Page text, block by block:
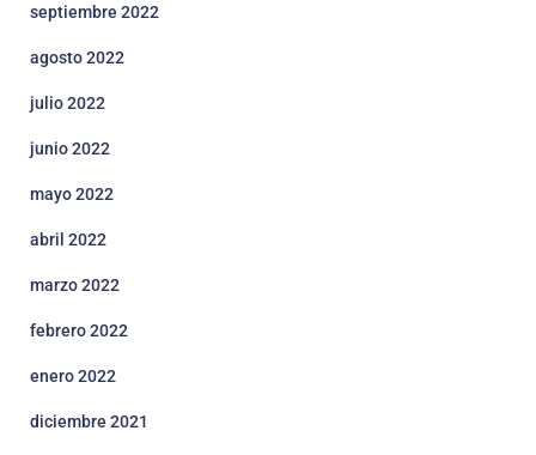
septiembre 2022
agosto 2022
julio 2022
junio 2022
mayo 2022
abril 2022
marzo 2022
febrero 2022
enero 2022
diciembre 2021